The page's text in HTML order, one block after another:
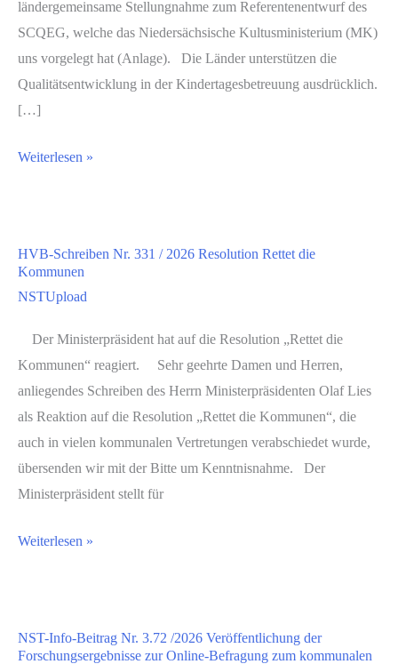
ländergemeinsame Stellungnahme zum Referentenentwurf des
SCQEG, welche das Niedersächsische Kultusministerium (MK)
uns vorgelegt hat (Anlage). Die Länder unterstützen die
Qualitätsentwicklung in der Kindertagesbetreuung ausdrücklich.
[…]
Weiterlesen »
HVB-Schreiben Nr. 331 / 2026 Resolution Rettet die
Kommunen
NSTUpload
Der Ministerpräsident hat auf die Resolution „Rettet die
Kommunen“ reagiert. Sehr geehrte Damen und Herren,
anliegendes Schreiben des Herrn Ministerpräsidenten Olaf Lies
als Reaktion auf die Resolution „Rettet die Kommunen“, die
auch in vielen kommunalen Vertretungen verabschiedet wurde,
übersenden wir mit der Bitte um Kenntnisnahme. Der
Ministerpräsident stellt für
Weiterlesen »
NST-Info-Beitrag Nr. 3.72 /2026 Veröffentlichung der
Forschungsergebnisse zur Online-Befragung zum kommunalen